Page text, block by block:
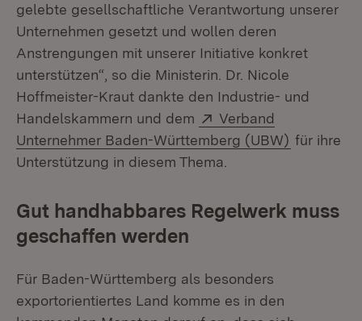
gelebte gesellschaftliche Verantwortung unserer
Unternehmen gesetzt und wollen deren
Anstrengungen mit unserer Initiative konkret
unterstützen“, so die Ministerin. Dr. Nicole
Hoffmeister-Kraut dankte den Industrie- und
Handelskammern und dem
Extern:
Verband
Unternehmer Baden-Württemberg (UBW) (Öffnet in
für ihre
Unterstützung in diesem Thema.
Gut handhabbares Regelwerk muss
geschaffen werden
Für Baden-Württemberg als besonders
exportorientiertes Land komme es in den